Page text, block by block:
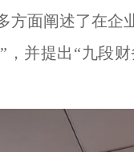
面阐述了在
并提出“九段